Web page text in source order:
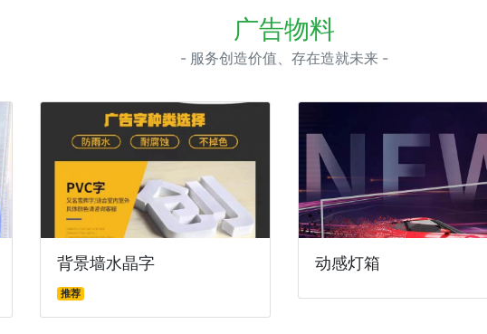
广告物料
- 服务创造价值、存在造就未来 -
背景墙水晶字
推荐
动感灯箱